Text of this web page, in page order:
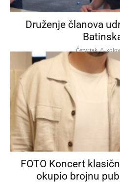
Druženje članova
Četvrtak, 6.
FOTO Koncert
okupio brojnu